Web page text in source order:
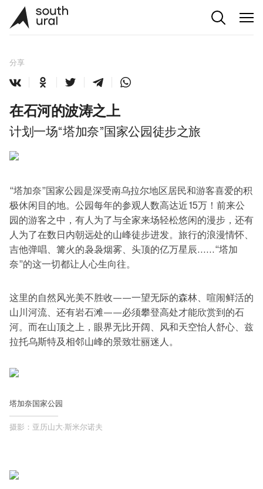
分享
在石河的波涛之上
计划一场“塔加奈”国家公园徒步之旅
“塔加奈”国家公园是深受南乌拉尔地区居民和游客喜爱的积
极休闲目的地。公园每年的参观人数高达近15万！前来公
园的游客之中，有人为了与全家来场轻松悠闲的漫步，还有
人为了在数日内朝远处的山峰徒步进发。旅行的浪漫情怀、
吉他弹唱、篝火的袅袅烟雾、头顶的亿万星辰……“塔加
奈”的这一切都让人心生向往。
这里的自然风光美不胜收——一望无际的森林、喧闹鲜活的
山川河流、还有岩石滩——必须攀登高处才能欣赏到的石
河。而在山顶之上，眼界无比开阔、风和天空怡人舒心、兹
拉托乌斯特及相邻山峰的景致壮丽迷人。
塔加奈国家公园
摄影：亚历山大·斯米尔诺夫